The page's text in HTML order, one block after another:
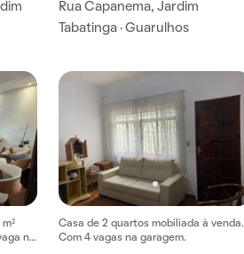
Rua Capanema, Jardim
Tabatinga · Guarulhos
na
Casa de 2 quartos mobiliada à venda.
Com 4 vagas na garagem.